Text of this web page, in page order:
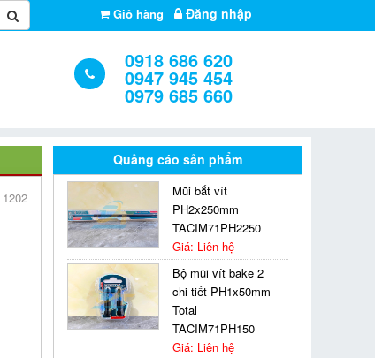
Giỏ hàng Đăng nhập
0918 686 620
0947 945 454
0979 685 660
1202
Quảng cáo sản phẩm
Mũi bắt vít
PH2x250mm
TACIM71PH2250
Giá: Liên hệ
Bộ mũi vít bake 2
chi tiết PH1x50mm
Total
TACIM71PH150
Giá: Liên hệ